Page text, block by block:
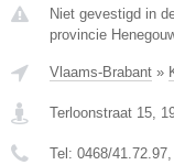
Niet gevestigd in
provincie
Vlaams-Brabant »
Terloonstraat 15,
Tel: 0468/41.72.97